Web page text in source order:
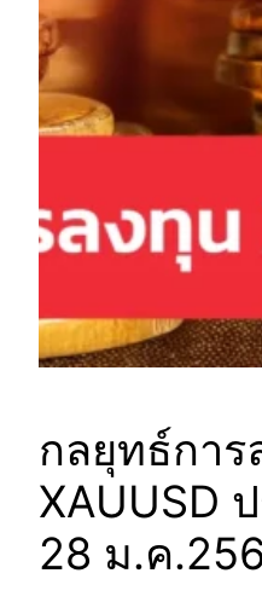
กลยุทธ์การ
XAUUSD
28 ม.ค